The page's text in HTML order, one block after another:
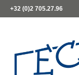
+32 (0)2 705.27.96